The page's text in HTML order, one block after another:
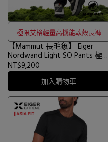
極限艾格輕量高機能軟殼長褲
【Mammut 長毛象】 Eiger
Nordwand Light SO Pants 極限
艾格輕量高機能軟殼長褲 黑色
男款 #1021-01650
NT$9,200
加入購物車